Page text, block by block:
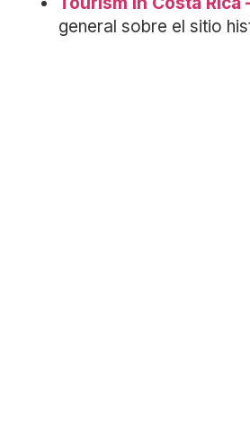
general sobre el sitio